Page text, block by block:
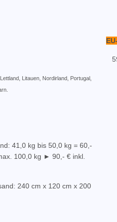
Litauen, Nordirland, Portugal,
41,0 kg bis 50,0 kg = 60,-
100,0 kg ► 90,- € inkl.
240 cm x 120 cm x 200